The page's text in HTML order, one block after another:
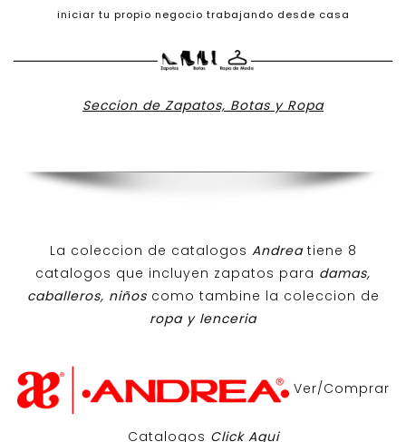
iniciar tu propio negocio trabajando desde casa
Seccion de Zapatos, Botas y Ropa
La coleccion de catalogos Andreatiene 8
catalogos que incluyen zapatos para damas,
caballeros, niños como tambine la coleccion de
ropa y lenceria
Ver/Comprar
Catalogos Click Aqui